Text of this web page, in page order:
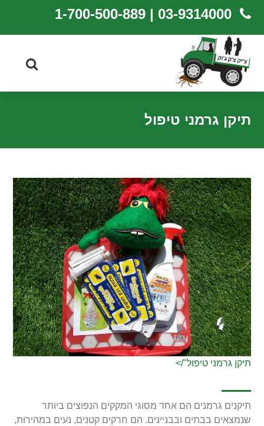
03-9314000 | 1-700-500-889
תיקן גרמני טיפול
תיקן גרמני טיפול"/>
תיקנים גרמנים הם אחד מסוגי המקקים הנפוצים ביותר
שנמצאים בבתים ובבניינים. הם חרקים קטנים, נעים במהירות,